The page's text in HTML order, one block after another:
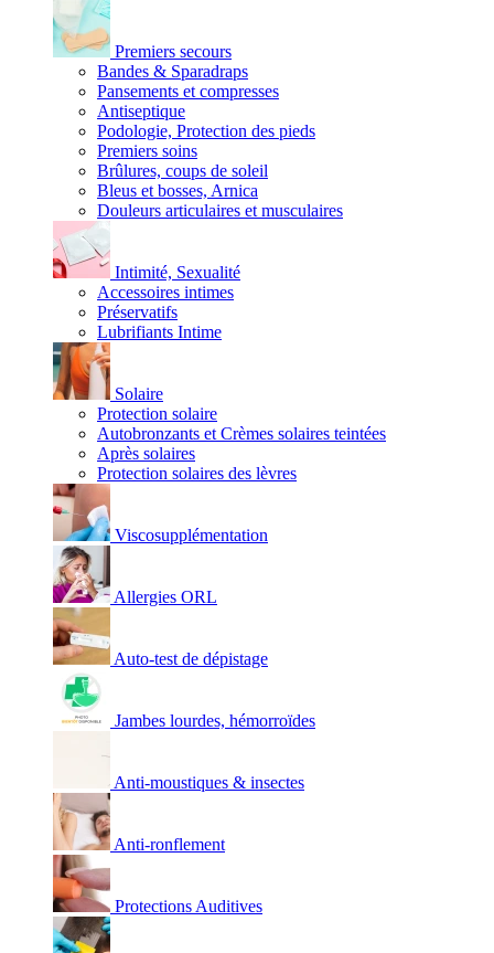
Premiers secours
Bandes & Sparadraps
Pansements et compresses
Antiseptique
Podologie, Protection des pieds
Premiers soins
Brûlures, coups de soleil
Bleus et bosses, Arnica
Douleurs articulaires et musculaires
Intimité, Sexualité
Accessoires intimes
Préservatifs
Lubrifiants Intime
Solaire
Protection solaire
Autobronzants et Crèmes solaires teintées
Après solaires
Protection solaires des lèvres
Viscosupplémentation
Allergies ORL
Auto-test de dépistage
Jambes lourdes, hémorroïdes
Anti-moustiques & insectes
Anti-ronflement
Protections Auditives